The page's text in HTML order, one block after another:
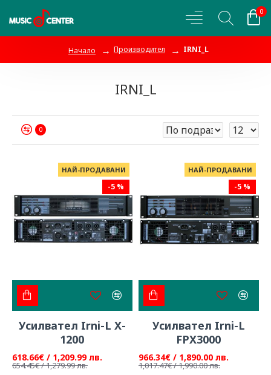
0
Начало Производител IRNI_L
IRNI_L
0
НАЙ-ПРОДАВАНИ
-5 %
Усилвател Irni-L X-
1200
618.66€ / 1,209.99 лв.
654.45€ / 1,279.99 лв.
НАЙ-ПРОДАВАНИ
-5 %
Усилвател Irni-L
FPX3000
966.34€ / 1,890.00 лв.
1,017.47€ / 1,990.00 лв.